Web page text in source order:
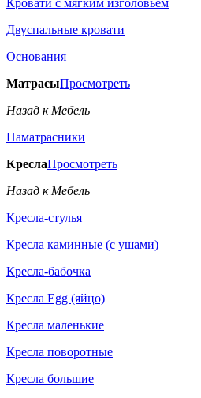
Кровати с мягким изголовьем
Двуспальные кровати
Основания
МатрасыПросмотреть
Назад к Мебель
Наматрасники
КреслаПросмотреть
Назад к Мебель
Кресла-стулья
Кресла каминные (с ушами)
Кресла-бабочка
Кресла Egg (яйцо)
Кресла маленькие
Кресла поворотные
Кресла большие